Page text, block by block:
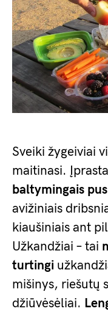
Sveiki žygeiviai
maitinasi.
baltymingais
avižiniais
kiaušiniais ant
Užkandžiai – tai
turtingi
mišinys, riešutų
džiūvėsėliai.